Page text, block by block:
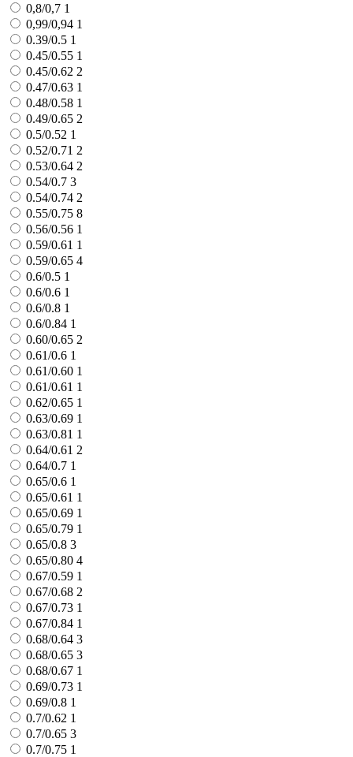
0,8/0,7 1
0,99/0,94 1
0.39/0.5 1
0.45/0.55 1
0.45/0.62 2
0.47/0.63 1
0.48/0.58 1
0.49/0.65 2
0.5/0.52 1
0.52/0.71 2
0.53/0.64 2
0.54/0.7 3
0.54/0.74 2
0.55/0.75 8
0.56/0.56 1
0.59/0.61 1
0.59/0.65 4
0.6/0.5 1
0.6/0.6 1
0.6/0.8 1
0.6/0.84 1
0.60/0.65 2
0.61/0.6 1
0.61/0.60 1
0.61/0.61 1
0.62/0.65 1
0.63/0.69 1
0.63/0.81 1
0.64/0.61 2
0.64/0.7 1
0.65/0.6 1
0.65/0.61 1
0.65/0.69 1
0.65/0.79 1
0.65/0.8 3
0.65/0.80 4
0.67/0.59 1
0.67/0.68 2
0.67/0.73 1
0.67/0.84 1
0.68/0.64 3
0.68/0.65 3
0.68/0.67 1
0.69/0.73 1
0.69/0.8 1
0.7/0.62 1
0.7/0.65 3
0.7/0.75 1